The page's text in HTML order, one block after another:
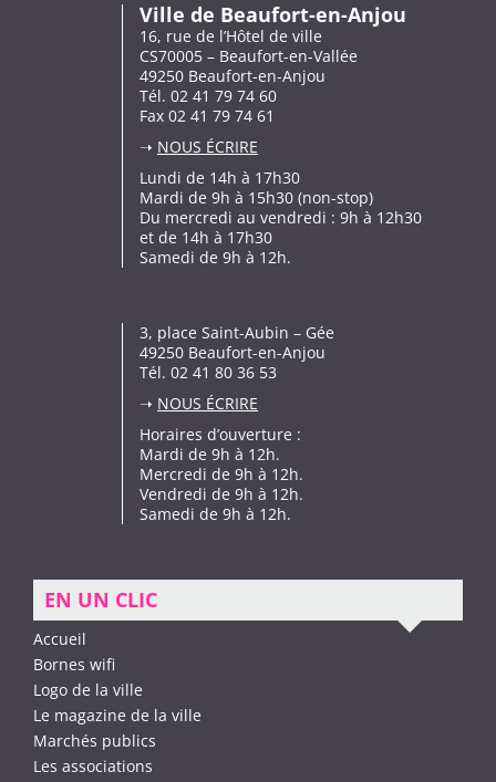
Ville de Beaufort-en-Anjou
16, rue de l’Hôtel de ville
CS70005 – Beaufort-en-Vallée
49250 Beaufort-en-Anjou
Tél. 02 41 79 74 60
Fax 02 41 79 74 61
➝ NOUS ÉCRIRE
Lundi de 14h à 17h30
Mardi de 9h à 15h30 (non-stop)
Du mercredi au vendredi : 9h à 12h30
et de 14h à 17h30
Samedi de 9h à 12h.
3, place Saint-Aubin – Gée
49250 Beaufort-en-Anjou
Tél. 02 41 80 36 53
➝ NOUS ÉCRIRE
Horaires d’ouverture :
Mardi de 9h à 12h.
Mercredi de 9h à 12h.
Vendredi de 9h à 12h.
Samedi de 9h à 12h.
EN UN CLIC
Accueil
Bornes wifi
Logo de la ville
Le magazine de la ville
Marchés publics
Les associations